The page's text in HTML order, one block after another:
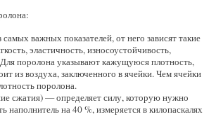
важных показателей, от него зависят такие
эластичность, износоустойчивость,
Для поролона указывают кажущуюся плотность,
из воздуха, заключенного в ячейки. Чем ячейки
поролона.
сжатия) — определяет силу, которую нужно
наполнитель на 40 %, измеряется в килопаскалях